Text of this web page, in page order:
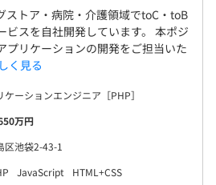
ストア・病院・介護領域でtoC・toB
ビスを自社開発しています。 本ポジ
プリケーションの開発をご担当いた
く見る
ーションエンジニア［PHP］
万円
区池袋2-43-1
JavaScript
HTML+CSS